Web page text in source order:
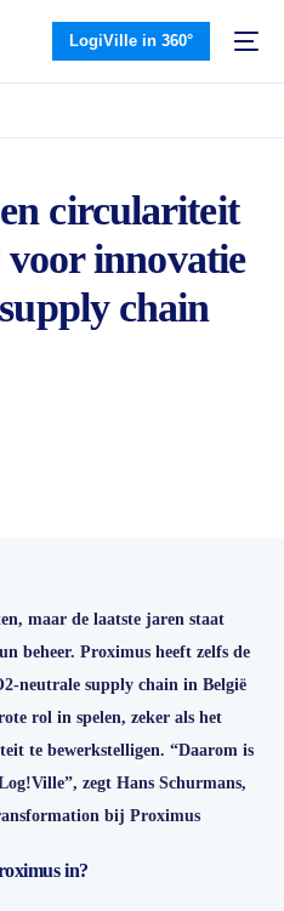
LogiVille in 360°
circulariteit
voor innovatie
chain
maar de laatste jaren staat
beheer. Proximus heeft zelfs de
neutrale supply chain in België
rol in spelen, zeker als het
te bewerkstelligen. “Daarom is
zegt Hans Schurmans,
bij Proximus
in?